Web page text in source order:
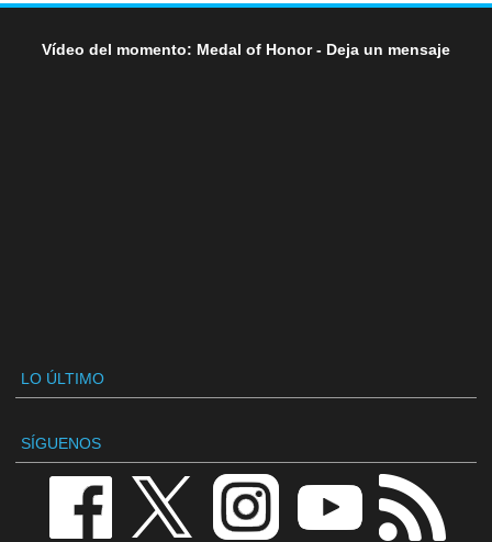
Vídeo del momento: Medal of Honor - Deja un mensaje
LO ÚLTIMO
SÍGUENOS